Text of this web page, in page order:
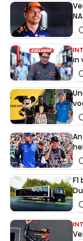
in